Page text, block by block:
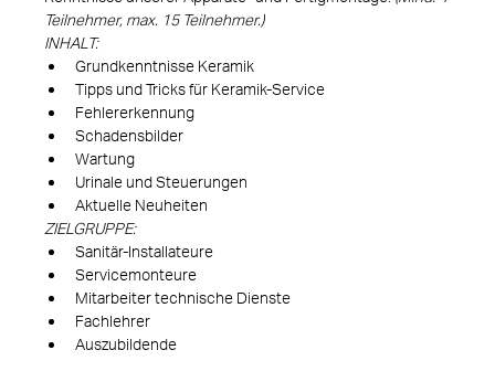
Teilnehmer, max. 15 Teilnehmer.)
INHALT:
Grundkenntnisse Keramik
Tipps und Tricks für Keramik-Service
Fehlererkennung
Schadensbilder
Wartung
Urinale und Steuerungen
Aktuelle Neuheiten
ZIELGRUPPE:
Sanitär-Installateure
Servicemonteure
Mitarbeiter technische Dienste
Fachlehrer
Auszubildende